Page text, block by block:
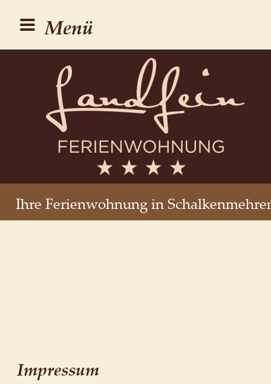
Impressum
Ihre Ferienwohnung in
Menü